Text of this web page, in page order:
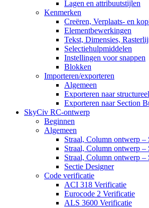
Lagen en attribuutstijlen
Kenmerken
Creëren, Verplaats- en
Elementbewerkingen
Tekst, Dimensies,
Selectiehulpmiddelen
Instellingen voor snappen
Blokken
Importeren/exporteren
Algemeen
Exporteren naar
Exporteren naar Section
SkyCiv RC-ontwerp
Beginnen
Algemeen
Straal, Column ontwerp –
Straal, Column ontwerp –
Straal, Column ontwerp –
Sectie Designer
Code verificatie
ACI 318 Verificatie
Eurocode 2 Verificatie
ALS 3600 Verificatie